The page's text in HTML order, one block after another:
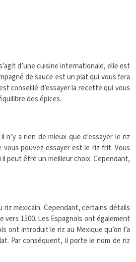
d’une cuisine internationale, elle est
de sauce est un plat qui vous fera
conseillé d’essayer la recette qui vous
des épices.
a rien de mieux que d’essayer le riz
vous pouvez essayer est le riz frit. Vous
peut être un meilleur choix. Cependant,
riz mexicain. Cependant, certains détails
vers 1500. Les Espagnols ont également
ont introduit le riz au Mexique qu’on l’a
Par conséquent, il porte le nom de riz